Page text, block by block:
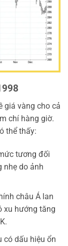
giá vàng cho cả
chí hàng giờ.
thể thấy:
tương đối
nhẹ do ảnh
châu Á lan
xu hướng tăng
có dấu hiệu ổn